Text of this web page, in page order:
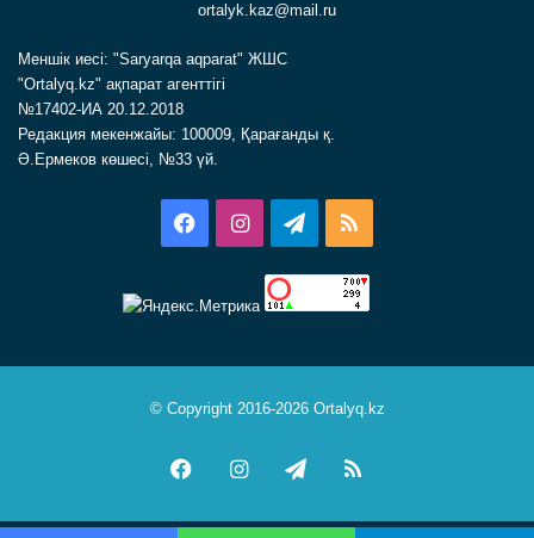
ortalyk.kaz@mail.ru
Меншік иесі: "Saryarqa aqparat" ЖШС
"Ortalyq.kz" ақпарат агенттігі
№17402-ИА 20.12.2018
Редакция мекенжайы: 100009, Қарағанды қ.
Ә.Ермеков көшесі, №33 үй.
FacebookInstagramTelegram
© Copyright 2016-2026 Ortalyq.kz
FacebookInstagramTelegram